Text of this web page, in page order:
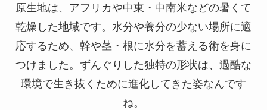
原生地は、アフリカや中東・中南米などの暑くて
乾燥した地域です。水分や養分の少ない場所に適
応するため、幹や茎・根に水分を蓄える術を身に
つけました。ずんぐりした独特の形状は、過酷な
環境で生き抜くために進化してきた姿なんです
ね。